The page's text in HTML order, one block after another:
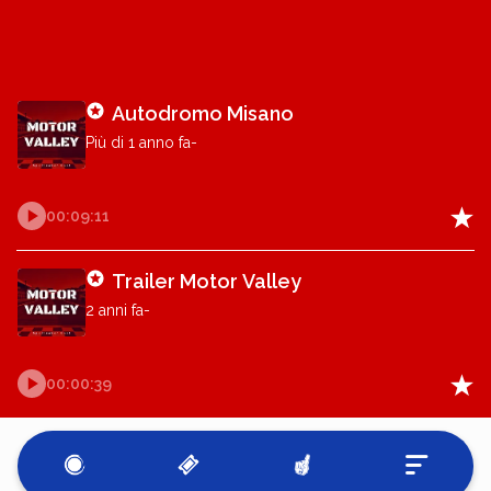
Autodromo Misano
Più di 1 anno fa-
00:09:11
Trailer Motor Valley
2 anni fa-
00:00:39